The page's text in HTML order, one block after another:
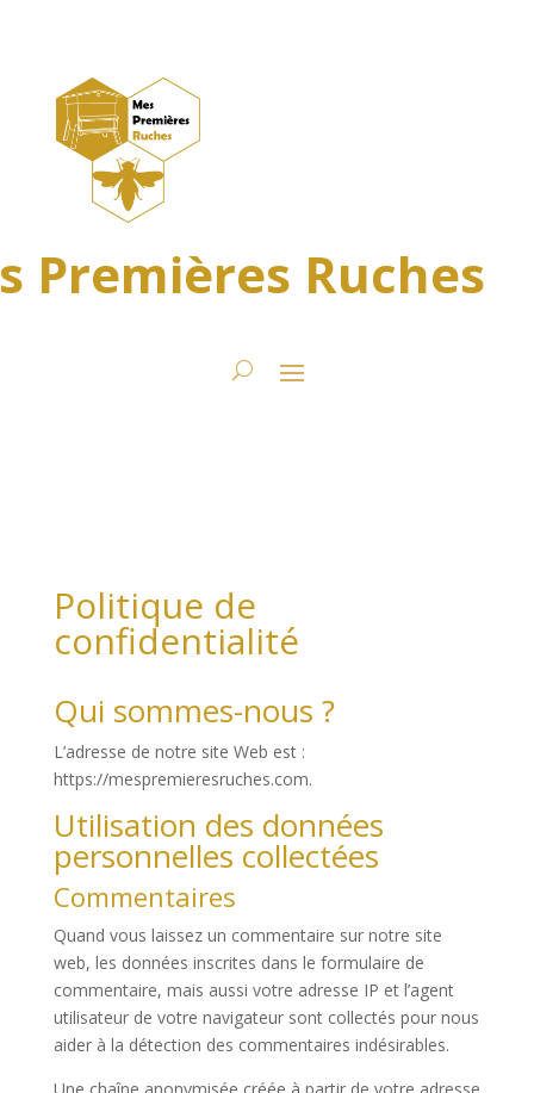
Premières Ruches
Politique de
confidentialité
Qui sommes-nous ?
L’adresse de notre site Web est :
https://mespremieresruches.com.
Utilisation des données
personnelles collectées
Commentaires
Quand vous laissez un commentaire sur notre site
web, les données inscrites dans le formulaire de
commentaire, mais aussi votre adresse IP et l’agent
utilisateur de votre navigateur sont collectés pour nous
aider à la détection des commentaires indésirables.
Une chaîne anonymisée créée à partir de votre adresse